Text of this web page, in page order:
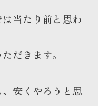
当たり前と思わ
だきます。
安くやろうと思